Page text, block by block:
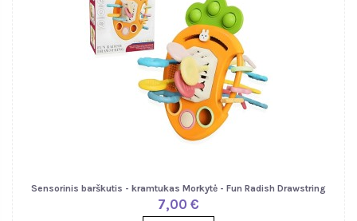
Sensorinis barškutis - kramtukas Morkytė - Fun Radish Drawstring
7,00 €